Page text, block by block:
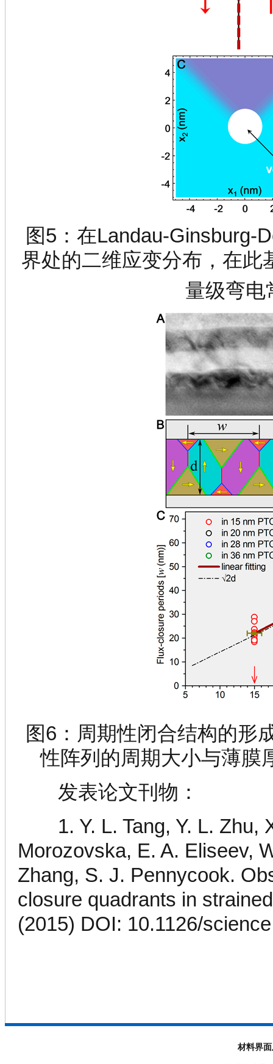
图5：在Landau-Ginsburg-
界处的二维应变分布，在此
量级弯电
图6：周期性闭合结构的形
性阵列的周期大小与薄膜
发表论文刊物：
1. Y. L. Tang, Y. L. Zhu,
Morozovska, E. A. Eliseev,
Zhang, S. J. Pennycook.
closure quadrants in
(2015) DOI: 10.1126/
材料界